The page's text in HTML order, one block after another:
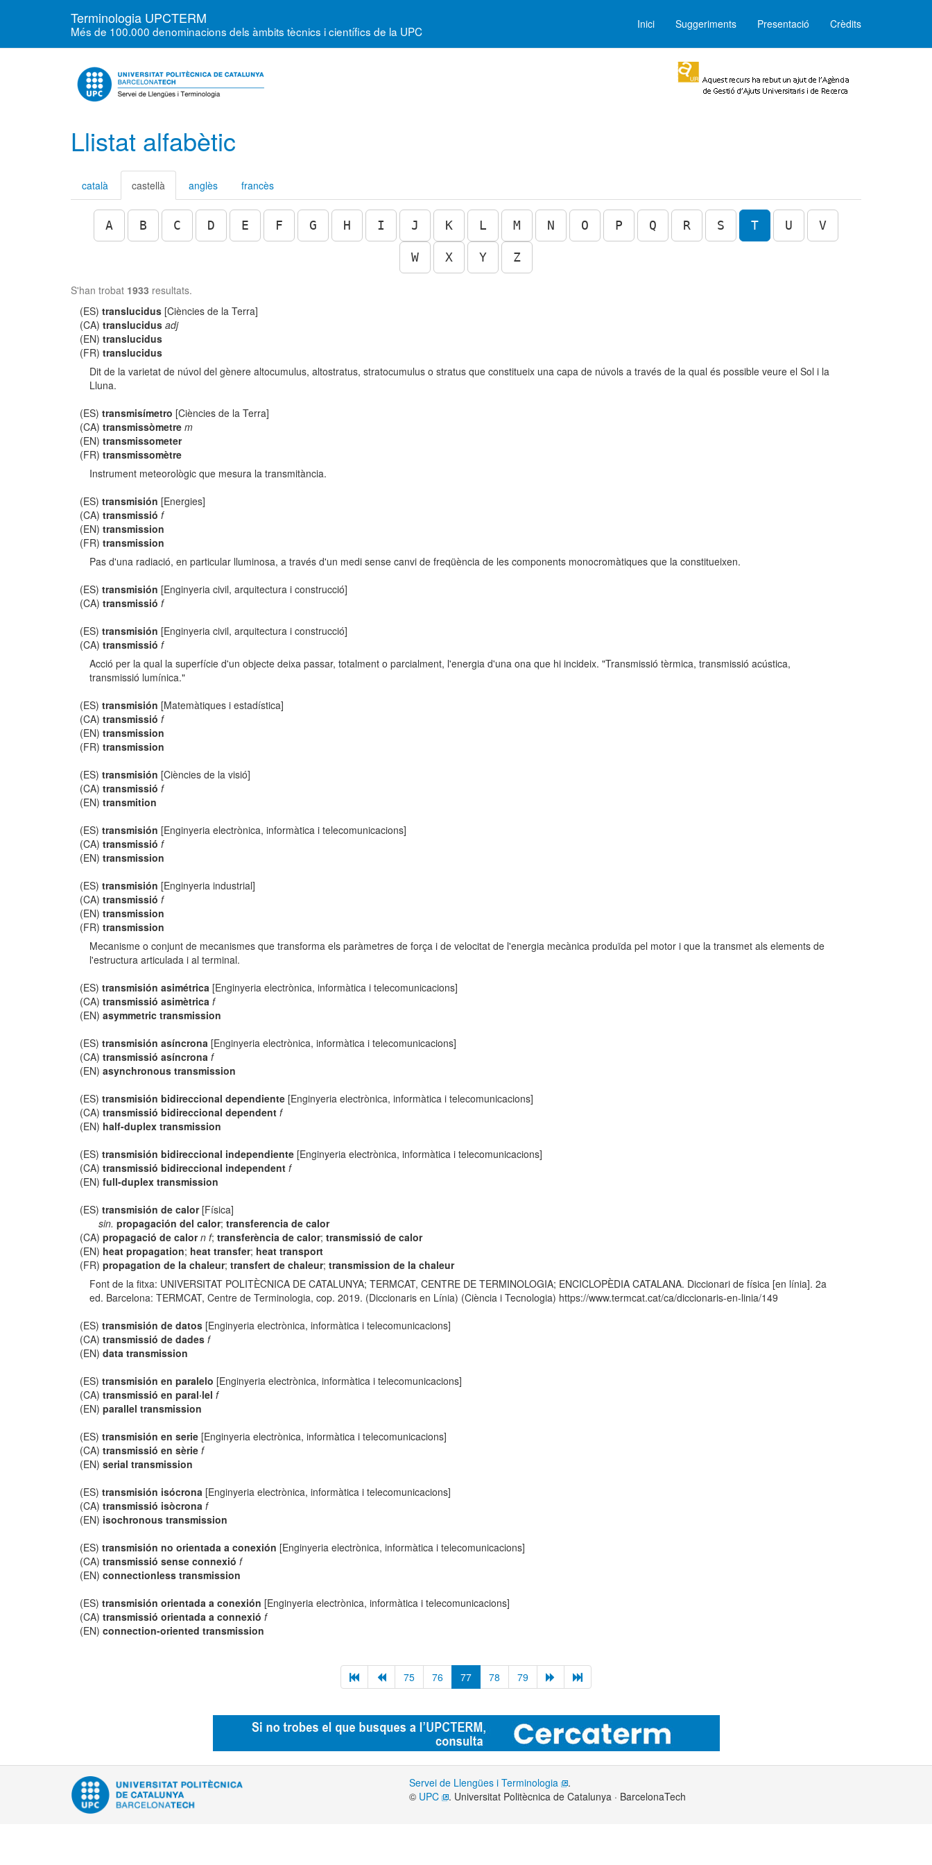
Terminologia UPCTERM
Més de 100.000 denominacions dels àmbits tècnics i científics de la UPC Inici Suggeriments Presentació Crèdits
Llistat alfabètic
català castellà anglès francès
A B C D E F G H I J K L M N O P Q R S T U V
W X Y Z
S'han trobat 1933 resultats.
(ES)translucidus [Ciències de la Terra]
(CA)translucidus adj
(EN)translucidus
(FR)translucidus
Dit de la varietat de núvol del gènere altocumulus, altostratus, stratocumulus o stratus que constitueix una capa de núvols a través de la qual és possible veure el Sol i la
Lluna.
(ES)transmisímetro [Ciències de la Terra]
(CA)transmissòmetre m
(EN)transmissometer
(FR)transmissomètre
Instrument meteorològic que mesura la transmitància.
(ES)transmisión [Energies]
(CA)transmissió f
(EN)transmission
(FR)transmission
Pas d'una radiació, en particular lluminosa, a través d'un medi sense canvi de freqüència de les components monocromàtiques que la constitueixen.
(ES)transmisión [Enginyeria civil, arquitectura i construcció]
(CA)transmissió f
(ES)transmisión [Enginyeria civil, arquitectura i construcció]
(CA)transmissió f
Acció per la qual la superfície d'un objecte deixa passar, totalment o parcialment, l'energia d'una ona que hi incideix. "Transmissió tèrmica, transmissió acústica,
transmissió lumínica."
(ES)transmisión [Matemàtiques i estadística]
(CA)transmissió f
(EN)transmission
(FR)transmission
(ES)transmisión [Ciències de la visió]
(CA)transmissió f
(EN)transmition
(ES)transmisión [Enginyeria electrònica, informàtica i telecomunicacions]
(CA)transmissió f
(EN)transmission
(ES)transmisión [Enginyeria industrial]
(CA)transmissió f
(EN)transmission
(FR)transmission
Mecanisme o conjunt de mecanismes que transforma els paràmetres de força i de velocitat de l'energia mecànica produïda pel motor i que la transmet als elements de
l'estructura articulada i al terminal.
(ES)transmisión asimétrica [Enginyeria electrònica, informàtica i telecomunicacions]
(CA)transmissió asimètrica f
(EN)asymmetric transmission
(ES)transmisión asíncrona [Enginyeria electrònica, informàtica i telecomunicacions]
(CA)transmissió asíncrona f
(EN)asynchronous transmission
(ES)transmisión bidireccional dependiente [Enginyeria electrònica, informàtica i telecomunicacions]
(CA)transmissió bidireccional dependent f
(EN) half-duplex transmission
(ES)transmisión bidireccional independiente [Enginyeria electrònica, informàtica i telecomunicacions]
(CA)transmissió bidireccional independent f
(EN)full-duplex transmission
(ES)transmisión de calor[Física]
sin. propagación del calor; transferencia de calor
(CA)propagació de calor n f;transferència de calor;transmissió de calor
(EN) heat propagation; heat transfer; heat transport
(FR)propagation de la chaleur;transfert de chaleur;transmission de la chaleur
Font de la fitxa: UNIVERSITAT POLITÈCNICA DE CATALUNYA; TERMCAT, CENTRE DE TERMINOLOGIA; ENCICLOPÈDIA CATALANA. Diccionari de física [en línia]. 2a
ed. Barcelona: TERMCAT, Centre de Terminologia, cop. 2019. (Diccionaris en Línia) (Ciència i Tecnologia) https://www.termcat.cat/ca/diccionaris-en-linia/149
(ES)transmisión de datos [Enginyeria electrònica, informàtica i telecomunicacions]
(CA)transmissió de dades f
(EN)data transmission
(ES)transmisión en paralelo [Enginyeria electrònica, informàtica i telecomunicacions]
(CA)transmissió en paral·lel f
(EN)parallel transmission
(ES)transmisión en serie [Enginyeria electrònica, informàtica i telecomunicacions]
(CA)transmissió en sèrie f
(EN)serial transmission
(ES)transmisión isócrona [Enginyeria electrònica, informàtica i telecomunicacions]
(CA)transmissió isòcrona f
(EN) isochronous transmission
(ES)transmisión no orientada a conexión [Enginyeria electrònica, informàtica i telecomunicacions]
(CA)transmissió sense connexió f
(EN)connectionless transmission
(ES)transmisión orientada a conexión [Enginyeria electrònica, informàtica i telecomunicacions]
(CA)transmissió orientada a connexió f
(EN)connection-oriented transmission
75 76 77 78 79
Servei de Llengües i Terminologia
.
© UPC . Universitat Politècnica de Catalunya · BarcelonaTech